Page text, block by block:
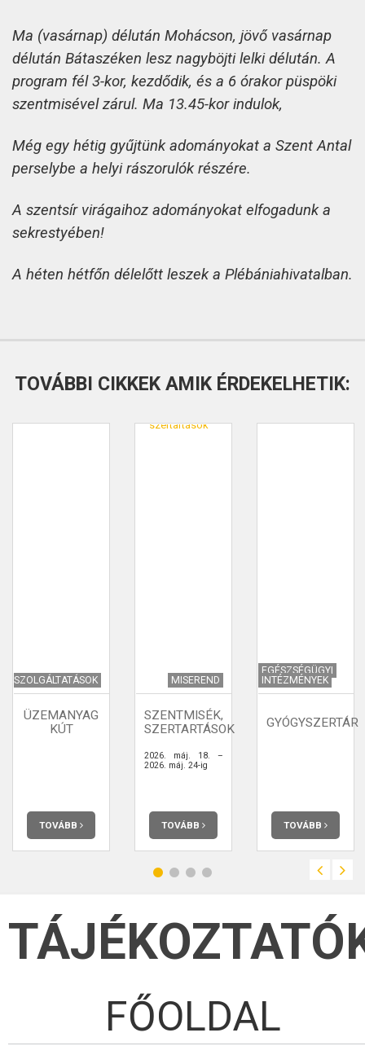
Ma (vasárnap) délután Mohácson, jövő vasárnap
délután Bátaszéken lesz nagyböjti lelki délután. A
program fél 3-kor, kezdődik, és a 6 órakor püspöki
szentmisével zárul. Ma 13.45-kor indulok,
Még egy hétig gyűjtünk adományokat a Szent Antal
perselybe a helyi rászorulók részére.
A szentsír virágaihoz adományokat elfogadunk a
sekrestyében!
A héten hétfőn délelőtt leszek a Plébániahivatalban.
TOVÁBBI CIKKEK AMIK ÉRDEKELHETIK:
SZOLGÁLTATÁSOK
ÜZEMANYAG
KÚT
TOVÁBB
MISEREND
SZENTMISÉK,
SZERTARTÁSOK
2026. máj. 18. –
2026. máj. 24-ig
TOVÁBB
EGÉSZSÉGÜGYI
INTÉZMÉNYEK
GYÓGYSZERTÁR
TOVÁBB
FŐOLDAL